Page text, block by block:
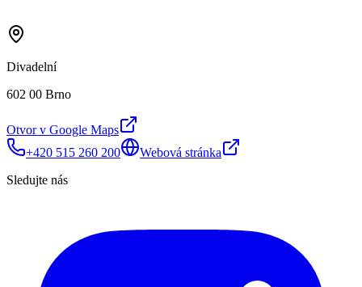
Divadelní
602 00 Brno
Otvor v Google Maps
+420 515 260 200
Webová stránka
Sledujte nás